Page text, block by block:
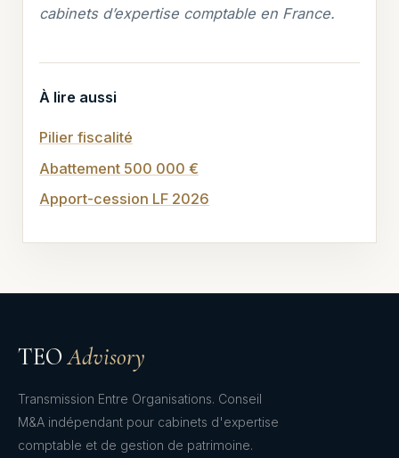
cabinets d’expertise comptable en France.
À lire aussi
Pilier fiscalité
Abattement 500 000 €
Apport-cession LF 2026
TEOAdvisory
Transmission Entre Organisations. Conseil
M&A indépendant pour cabinets d'expertise
comptable et de gestion de patrimoine.